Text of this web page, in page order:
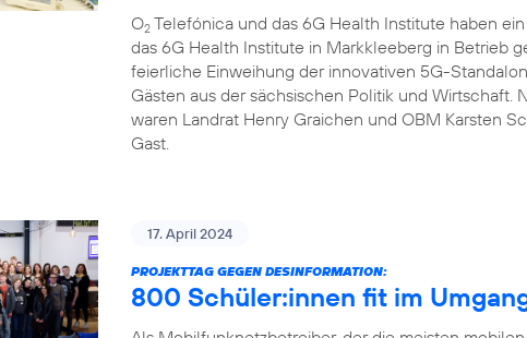
O2 Telefónica und das 6G Health Institute haben
das 6G Health Institute in Markkleeberg in Betrieb
feierliche Einweihung der innovativen 5G-
Gästen aus der sächsischen Politik und Wirtschaft.
waren Landrat Henry Graichen und OBM Karsten
Gast.
17. April 2024
PROJEKTTAG GEGEN DESINFORMATION:
800 Schüler:innen fit im